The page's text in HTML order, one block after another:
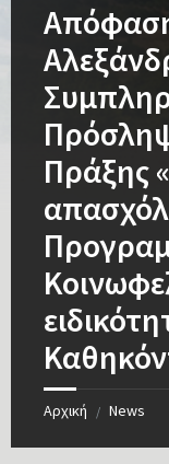
Πράξης
Αρχική / News